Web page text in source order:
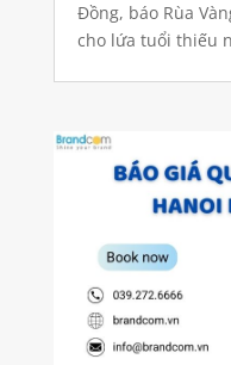
Đồng, báo Rùa
cho lứa tuổi thiếu